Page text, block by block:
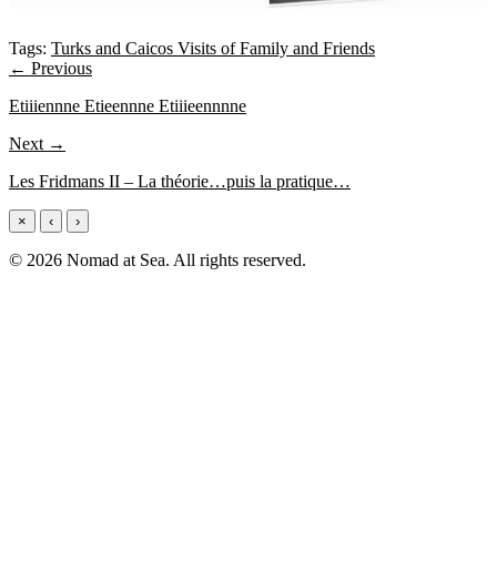
Tags: Turks and Caicos Visits of Family and Friends
← Previous
Etiiiennne Etieennne Etiiieennnne
Next →
Les Fridmans II – La théorie…puis la pratique…
× ‹ ›
© 2026 Nomad at Sea. All rights reserved.